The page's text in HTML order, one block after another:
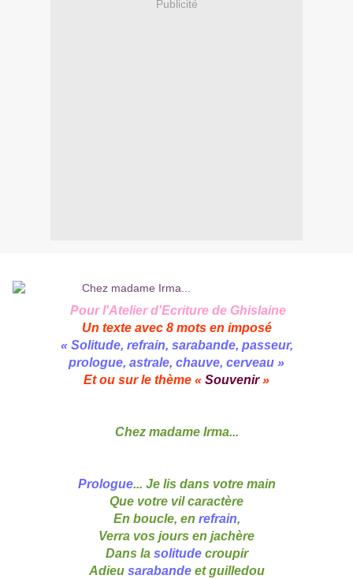
Publicité
Pour l'Atelier d'Ecriture de Ghislaine
Un texte avec 8 mots en imposé
« Solitude, refrain, sarabande, passeur,
prologue, astrale, chauve, cerveau »
Et ou sur le thème « Souvenir»
Chez madame Irma...
Prologue... Je lis dans votre main
Que votre vil caractère
En boucle, en refrain,
Verra vos jours en jachère
Dans la solitudecroupir
Adieu sarabandeet guilledou